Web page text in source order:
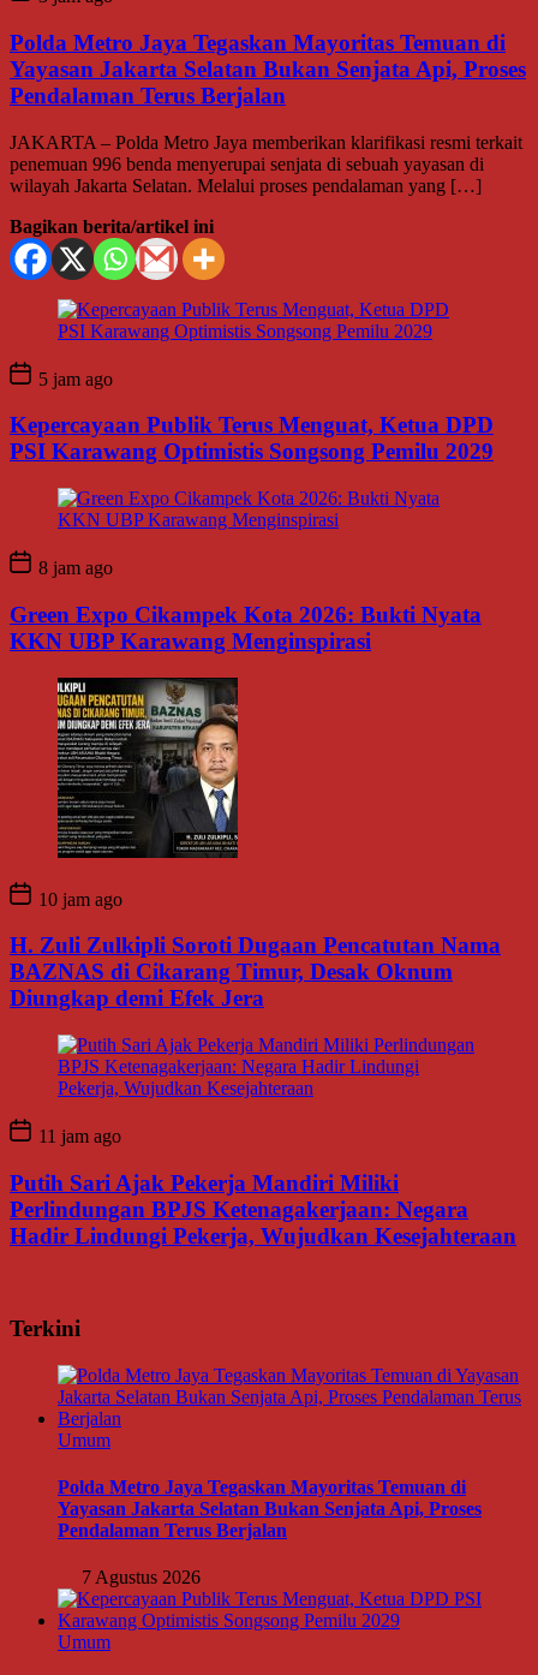
Polda Metro Jaya Tegaskan Mayoritas Temuan di
Yayasan Jakarta Selatan Bukan Senjata Api, Proses
Pendalaman Terus Berjalan
JAKARTA – Polda Metro Jaya memberikan klarifikasi resmi terkait
penemuan 996 benda menyerupai senjata di sebuah yayasan di
wilayah Jakarta Selatan. Melalui proses pendalaman yang […]
Bagikan berita/artikel ini
5 jam ago
Kepercayaan Publik Terus Menguat, Ketua DPD
PSI Karawang Optimistis Songsong Pemilu 2029
8 jam ago
Green Expo Cikampek Kota 2026: Bukti Nyata
KKN UBP Karawang Menginspirasi
10 jam ago
H. Zuli Zulkipli Soroti Dugaan Pencatutan Nama
BAZNAS di Cikarang Timur, Desak Oknum
Diungkap demi Efek Jera
11 jam ago
Putih Sari Ajak Pekerja Mandiri Miliki
Perlindungan BPJS Ketenagakerjaan: Negara
Hadir Lindungi Pekerja, Wujudkan Kesejahteraan
Terkini
Umum
Polda Metro Jaya Tegaskan Mayoritas Temuan di
Yayasan Jakarta Selatan Bukan Senjata Api, Proses
Pendalaman Terus Berjalan
7 Agustus 2026
Umum